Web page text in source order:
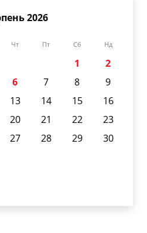
2026
Чт Пт Сб Нд
1
2
6 7 8
9
13 14 15
16
20 21 22
23
27 28 29
30